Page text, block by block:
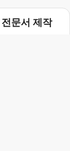
문서 제작